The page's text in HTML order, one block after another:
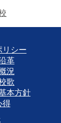
リシー
革
況
歌
本方針
得